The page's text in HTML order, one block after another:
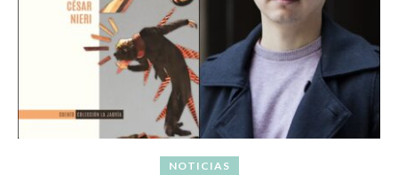
NOTICIAS